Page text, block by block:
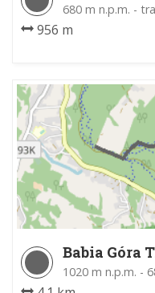
680 m n.p.m. -
956 m
Babia Góra
1020 m n.p.m. -